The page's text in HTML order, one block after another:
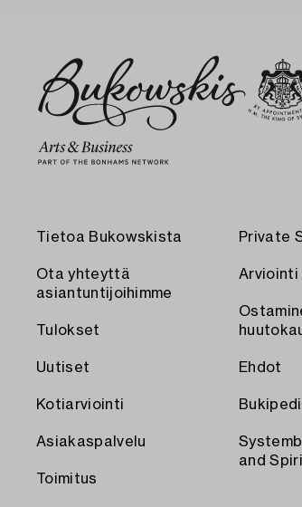
Tietoa Bukowskista
Ota yhteyttä
asiantuntijoihimme
Tulokset
Uutiset
Kotiarviointi
Asiakaspalvelu
Toimitus
Private
Arviointi
Ehdot
and